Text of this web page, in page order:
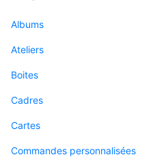
Albums
Ateliers
Boites
Cadres
Cartes
Commandes personnalisées